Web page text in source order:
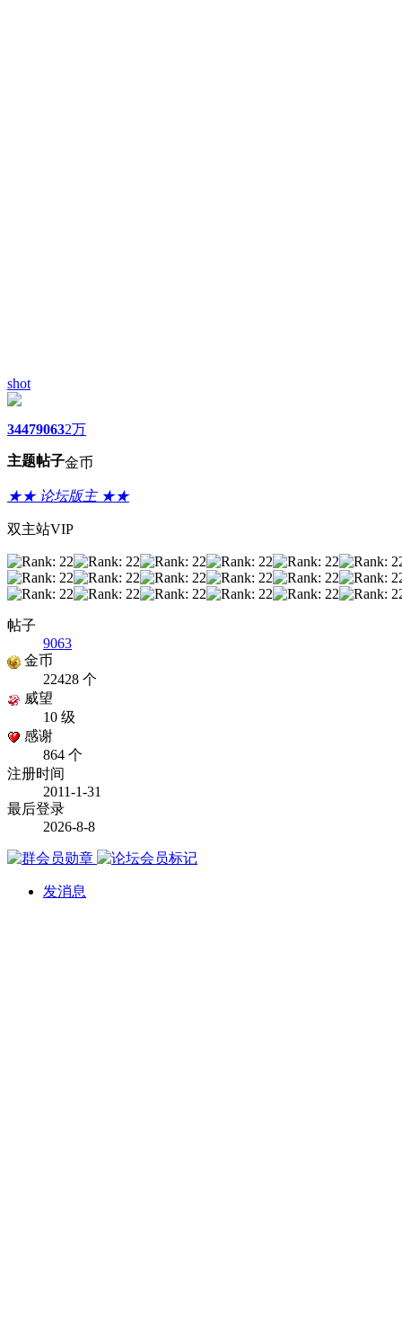
shot
3447
主题
9063
帖子
2万
金币
★★ 论坛版主 ★★
双主站VIP
帖子
9063
金币
22428 个
威望
10 级
感谢
864 个
注册时间
2011-1-31
最后登录
2026-8-8
发消息